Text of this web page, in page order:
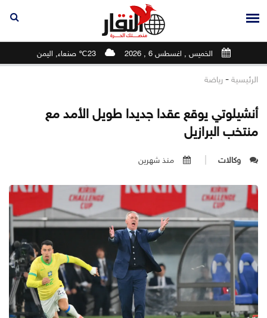
الخميس , اغسطس 6 , 2026 23℃ صنعاء, اليمن
الرئيسية - رياضة
أنشيلوتي يوقع عقدا جديدا طويل الأمد مع
منتخب البرازيل
وكالات منذ شهرين